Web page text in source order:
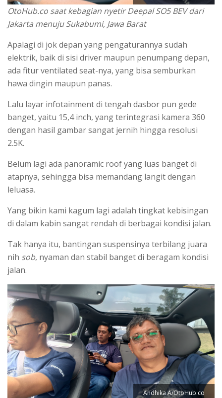
OtoHub.co saat kebagian nyetir Deepal SO5 BEV dari
Jakarta menuju Sukabumi, Jawa Barat
Apalagi di jok depan yang pengaturannya sudah
elektrik, baik di sisi driver maupun penumpang depan,
ada fitur ventilated seat-nya, yang bisa semburkan
hawa dingin maupun panas.
Lalu layar infotainment di tengah dasbor pun gede
banget, yaitu 15,4 inch, yang terintegrasi kamera 360
dengan hasil gambar sangat jernih hingga resolusi
2.5K.
Belum lagi ada panoramic roof yang luas banget di
atapnya, sehingga bisa memandang langit dengan
leluasa.
Yang bikin kami kagum lagi adalah tingkat kebisingan
di dalam kabin sangat rendah di berbagai kondisi jalan.
Tak hanya itu, bantingan suspensinya terbilang juara
nih sob, nyaman dan stabil banget di beragam kondisi
jalan.
Andhika A/OtoHub.co